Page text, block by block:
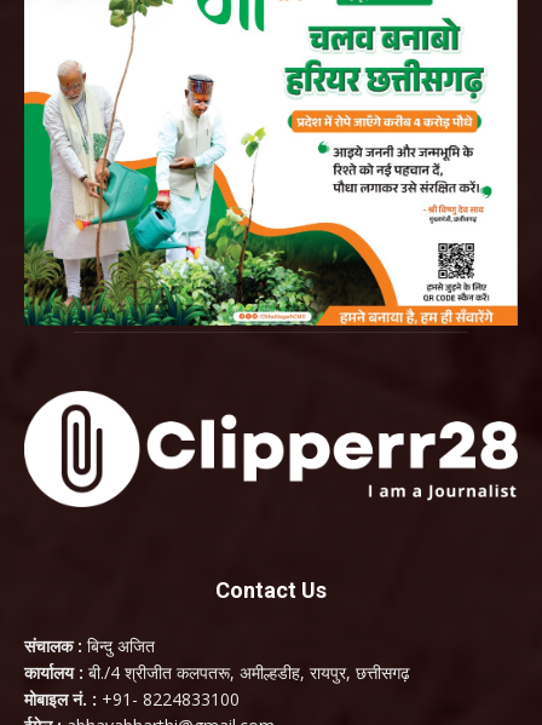
Contact Us
संचालक : बिन्दु अजित
कार्यालय : बी./4 श्रीजीत कलपतरू, अमील्हडीह, रायपुर, छत्तीसगढ़
मोबाइल नं. : +91- 8224833100